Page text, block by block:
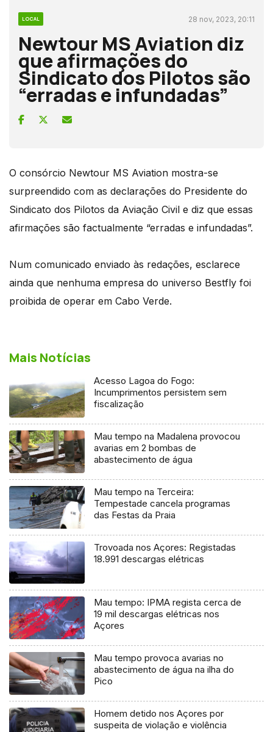
LOCAL 28 nov, 2023, 20:11
Newtour MS Aviation diz
que afirmações do
Sindicato dos Pilotos são
“erradas e infundadas”
O consórcio Newtour MS Aviation mostra-se
surpreendido com as declarações do Presidente do
Sindicato dos Pilotos da Aviação Civil e diz que essas
afirmações são factualmente “erradas e infundadas”.
Num comunicado enviado às redações, esclarece
ainda que nenhuma empresa do universo Bestfly foi
proibida de operar em Cabo Verde.
Mais Notícias
Acesso Lagoa do Fogo:
Incumprimentos persistem sem
fiscalização
Mau tempo na Madalena provocou
avarias em 2 bombas de
abastecimento de água
Mau tempo na Terceira:
Tempestade cancela programas
das Festas da Praia
Trovoada nos Açores: Registadas
18.991 descargas elétricas
Mau tempo: IPMA regista cerca de
19 mil descargas elétricas nos
Açores
Mau tempo provoca avarias no
abastecimento de água na ilha do
Pico
Homem detido nos Açores por
suspeita de violação e violência